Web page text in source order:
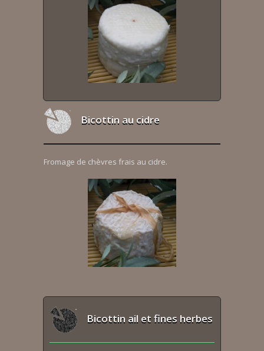
Bicottin au cidre
Fromage de chèvres frais au cidre.
Bicottin ail et fines herbes